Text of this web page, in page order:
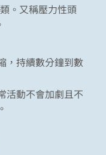
。又稱壓力性頭
，持續數分鐘到數
活動不會加劇且不